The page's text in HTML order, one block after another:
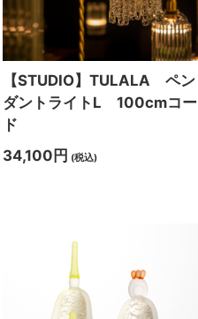
【STUDIO】TULALA ペン
ダントライトL 100cmコー
ド
34,100円 (税込)